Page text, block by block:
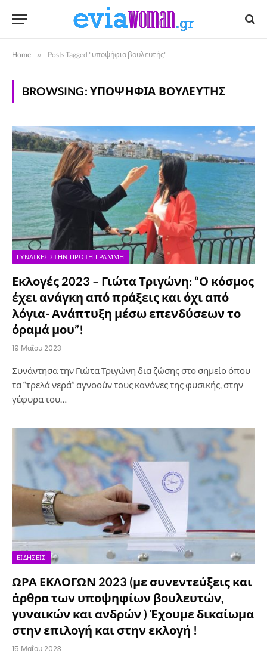
Home » Posts Tagged "υποψήφια βουλευτής"
BROWSING: ΥΠΟΨΉΦΙΑ ΒΟΥΛΕΥΤΉΣ
ΓΥΝΑΊΚΕΣ ΣΤΗΝ ΠΡΏΤΗ ΓΡΑΜΜΉ
Εκλογές 2023 – Γιώτα Τριγώνη: “Ο κόσμος
έχει ανάγκη από πράξεις και όχι από
λόγια- Ανάπτυξη μέσω επενδύσεων το
όραμά μου”!
19 Μαΐου 2023
Συνάντησα την Γιώτα Τριγώνη δια ζώσης στο σημείο όπου
τα “τρελά νερά” αγνοούν τους κανόνες της φυσικής, στην
γέφυρα του…
ΕΙΔΉΣΕΙΣ
ΩΡΑ ΕΚΛΟΓΩΝ 2023 (με συνεντεύξεις και
άρθρα των υποψηφίων βουλευτών,
γυναικών και ανδρών ) Έχουμε δικαίωμα
στην επιλογή και στην εκλογή !
15 Μαΐου 2023